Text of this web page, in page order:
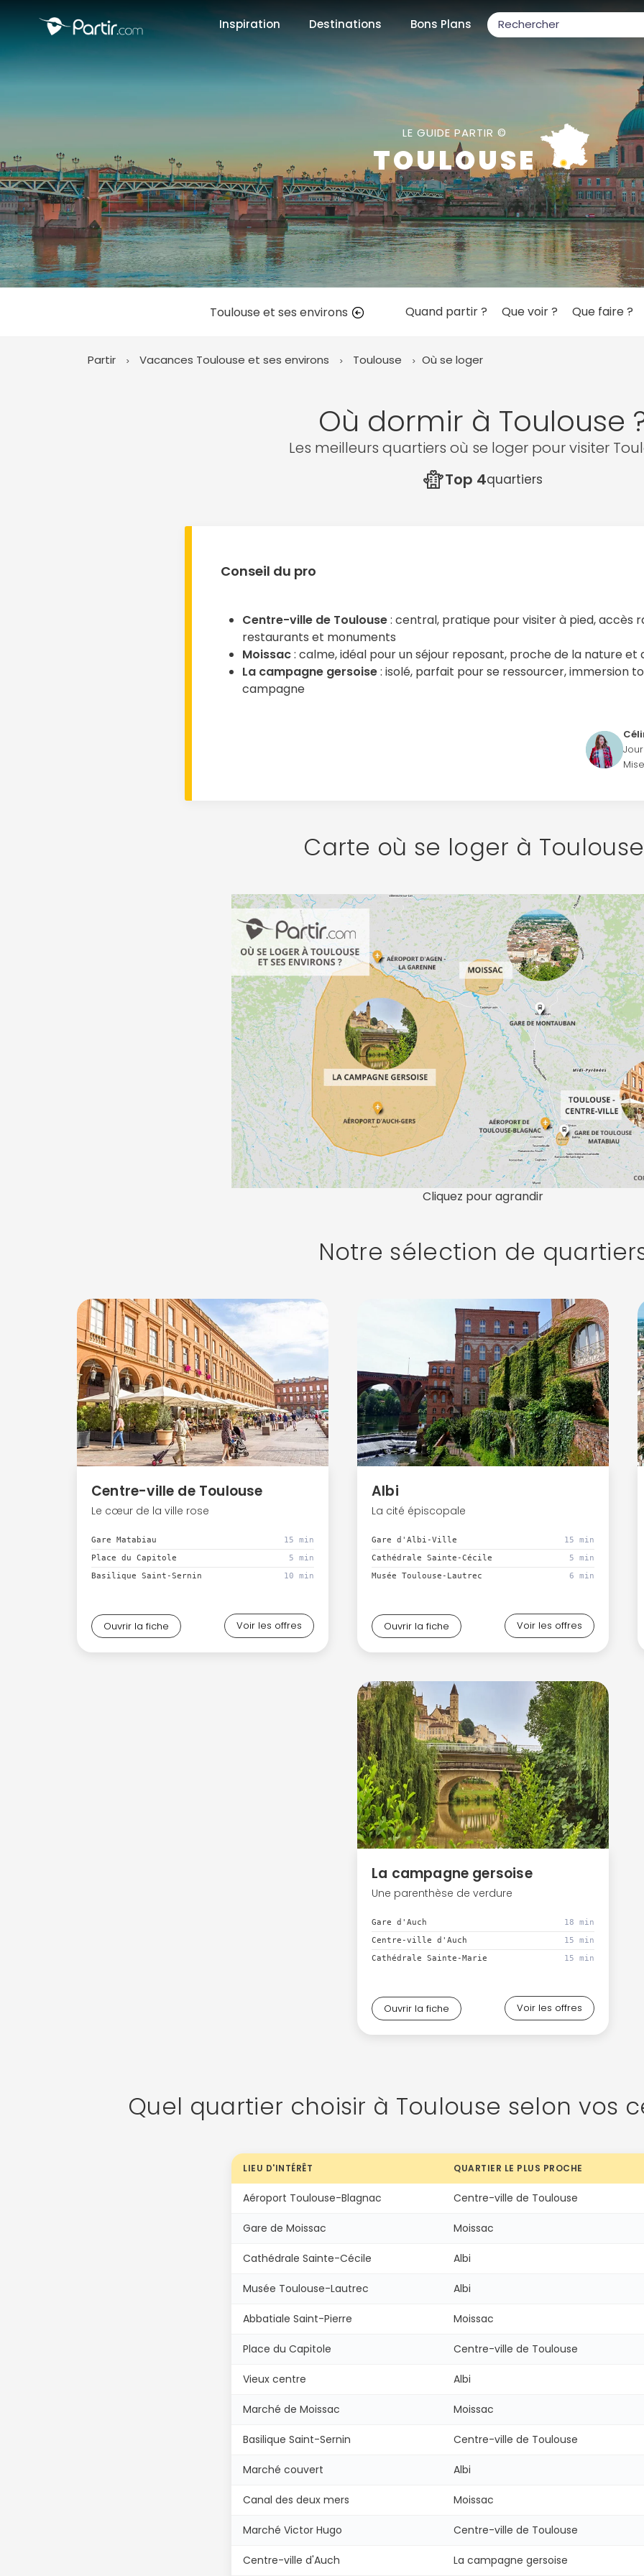
Inspiration Destinations Bons Plans
LE GUIDE PARTIR ©
TOULOUSE
Toulouse et ses environs Quand partir ? Que voir ? Que faire ?
Partir Vacances Toulouse et ses environs Toulouse Où se loger
Où dormir à Toulouse
Les meilleurs quartiers où se loger pour visiter
Top 4quartiers
Conseil du pro
Centre-ville de Toulouse: central, pratique pour visiter à pied, accès
restaurants et monuments
Moissac: calme, idéal pour un séjour reposant, proche de la nature et
La campagne gersoise: isolé, parfait pour se ressourcer, immersion
campagne
Carte où se loger à
Cliquez pour agrandir
Notre sélection de
Centre-ville de Toulouse
Le cœur de la ville rose
Gare Matabiau
15 min
Place du Capitole
5 min
Basilique Saint-Sernin
10 min
Ouvrir la fiche Voir les offres
Albi
La cité épiscopale
Gare d'Albi-Ville
15 min
Cathédrale Sainte-Cécile
5 min
Musée Toulouse-Lautrec
6 min
Ouvrir la fiche Voir les offres
La campagne gersoise
Une parenthèse de verdure
Gare d'Auch
18 min
Centre-ville d'Auch
15 min
Cathédrale Sainte-Marie
15 min
Ouvrir la fiche Voir les offres
Quel quartier choisir à Toulouse selon vos
LIEU D'INTÉRÊT QUARTIER LE PLUS PROCHE
Aéroport Toulouse-Blagnac Centre-ville de Toulouse
Gare de Moissac Moissac
Cathédrale Sainte-Cécile Albi
Musée Toulouse-Lautrec Albi
Abbatiale Saint-Pierre Moissac
Place du Capitole Centre-ville de Toulouse
Vieux centre Albi
Marché de Moissac Moissac
Basilique Saint-Sernin Centre-ville de Toulouse
Marché couvert Albi
Canal des deux mers Moissac
Marché Victor Hugo Centre-ville de Toulouse
Centre-ville d'Auch La campagne gersoise
Continuer avec Apple
Politique de confidentialité.
📍 Destinations populaires
☀️ Où partir par mois
Janvier
Février Mars Avril Mai Juin Juillet Août
Octobre
Novembre Décembre
✨ Envies populaires